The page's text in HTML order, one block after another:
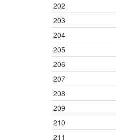
202
203
204
205
206
207
208
209
210
211